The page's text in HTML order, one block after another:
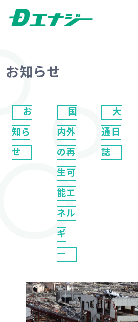
お知らせ
お
知ら
せ
国
内外
の再
生可
能エ
ネル
ギ
ー
大
通日
誌